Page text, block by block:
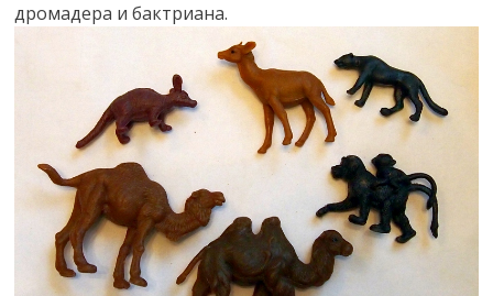
дромадера и бактриана.